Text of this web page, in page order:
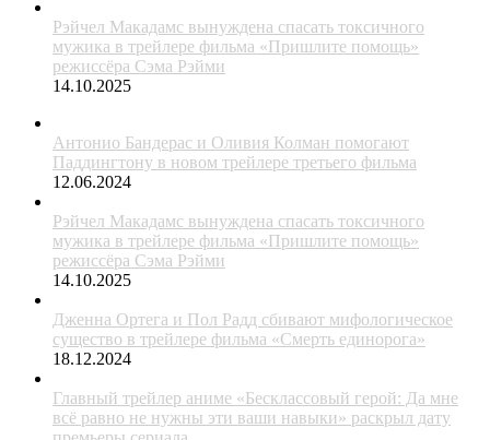
Рэйчел Макадамс вынуждена спасать токсичного
мужика в трейлере фильма «Пришлите помощь»
режиссёра Сэма Рэйми
14.10.2025
Антонио Бандерас и Оливия Колман помогают
Паддингтону в новом трейлере третьего фильма
12.06.2024
Рэйчел Макадамс вынуждена спасать токсичного
мужика в трейлере фильма «Пришлите помощь»
режиссёра Сэма Рэйми
14.10.2025
Дженна Ортега и Пол Радд сбивают мифологическое
существо в трейлере фильма «Смерть единорога»
18.12.2024
Главный трейлер аниме «Бесклассовый герой: Да мне
всё равно не нужны эти ваши навыки» раскрыл дату